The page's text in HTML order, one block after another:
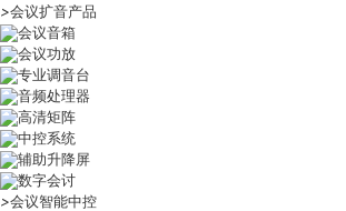
>会议扩音产品
会议音箱
会议功放
专业调音台
音频处理器
高清矩阵
中控系统
辅助升降屏
数字会讨
>会议智能中控